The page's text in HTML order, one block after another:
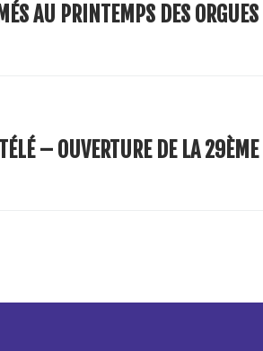
AU PRINTEMPS DES
TÉLÉ – OUVERTURE DE LA